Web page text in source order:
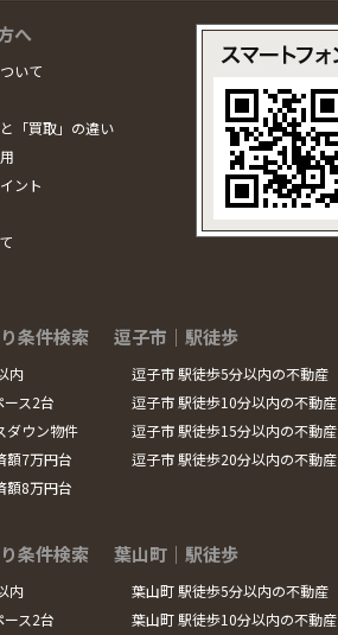
へ
いて
「買取」の違い
ント
条件検索
内
ース2台
ダウン物件
額7万円台
額8万円台
逗子市｜駅徒歩
逗子市 駅徒歩5分以内の不動産
逗子市 駅徒歩10分以内の不動産
逗子市 駅徒歩15分以内の不動産
逗子市 駅徒歩20分以内の不動産
条件検索
内
ース2台
葉山町｜駅徒歩
葉山町 駅徒歩5分以内の不動産
葉山町 駅徒歩10分以内の不動産